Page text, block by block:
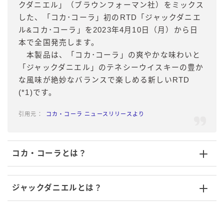
クダニエル」（ブラウンフォーマン社）をミックス
した、「コカ･コーラ」初のRTD「ジャックダニエ
ル&コカ･コーラ」を2023年4月10日（月）から日
本で全国発売します。
本製品は、「コカ･コーラ」の爽やかな味わいと
「ジャックダニエル」のテネシーウイスキーの豊か
な風味が絶妙なバランスで楽しめる新しいRTD
(*1)です。
コカ・コーラ ニュースリリースより
コカ・コーラとは？
ジャックダニエルとは？